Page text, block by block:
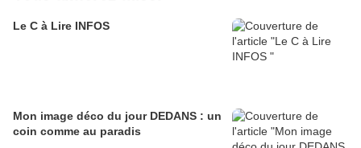
Le C à Lire INFOS
Mon image déco du jour DEDANS : un
coin comme au paradis